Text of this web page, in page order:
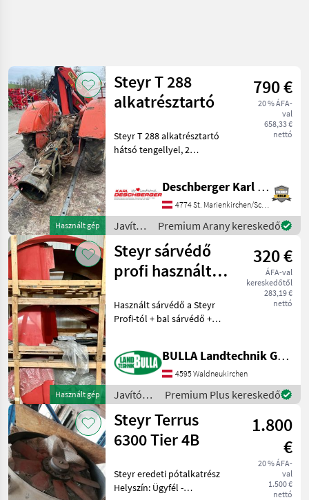
Használt gép
Steyr T 288
alkatrésztartó
790 €
20 % ÁFA-
val
658,33 €
nettó
Steyr T 288 alkatrésztartó
hátsó tengellyel, 2
kapcsolattartója - Mr. Karl
Deschberger
Javítókészletek és alkatr
Deschberger Karl Landtechnik GesmbH & Co KG
4774 St. Marienkirchen/Schärding
Javítókészletek
és
alkatrészek
/ Steyr
Premium Arany kereskedő
Használt gép
Steyr sárvédő
profi használt
320 €
ÁFA-val
kereskedőtől
283,19 €
nettó
Használt sárvédő a Steyr
Profi-tól + bal sárvédő +
gomb a kardántengelyhez,
a rudazathoz és a kiegészítő
vezérlőegy
BULLA Landtechnik GmbH Ersatzteile
4595 Waldneukirchen
Javítókészletek
és
alkatrészek
/ Steyr
Premium Plus kereskedő
Steyr Terrus
6300 Tier 4B
1.800
€
20 % ÁFA-
val
1.500 €
nettó
Steyr eredeti pótalkatrész
Helyszín: Ügyfél -